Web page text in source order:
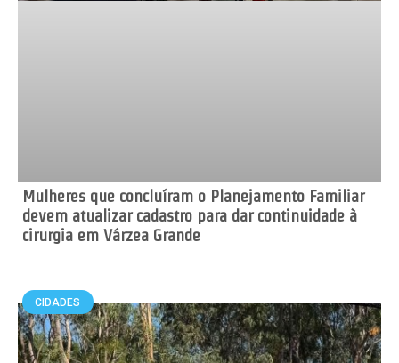
Mulheres que concluíram o Planejamento Familiar
devem atualizar cadastro para dar continuidade à
cirurgia em Várzea Grande
CIDADES